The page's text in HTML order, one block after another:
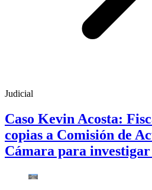
Judicial
Caso Kevin Acosta:
copias a Comisión de
Cámara para